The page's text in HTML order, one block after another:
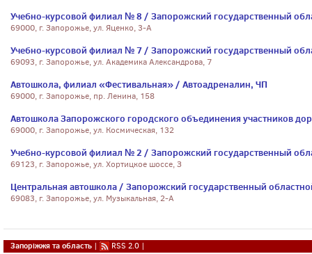
Учебно-курсовой филиал № 8 / Запорожский государственный
69000, г. Запорожье, ул. Яценко, 3-А
Учебно-курсовой филиал № 7 / Запорожский государственный
69093, г. Запорожье, ул. Академика Александрова, 7
Автошкола, филиал «Фестивальная» / Автоадреналин, ЧП
69000, г. Запорожье, пр. Ленина, 158
Автошкола Запорожского городского объединения участников
69000, г. Запорожье, ул. Космическая, 132
Учебно-курсовой филиал № 2 / Запорожский государственный
69123, г. Запорожье, ул. Хортицкое шоссе, З
Центральная автошкола / Запорожский государственный
69083, г. Запорожье, ул. Музыкальная, 2-А
Запоріжжя та область | RSS 2.0 |